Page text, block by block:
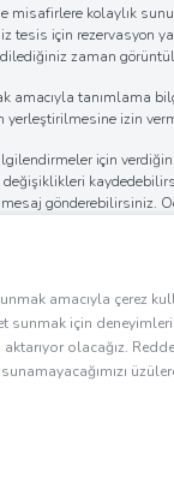
misafirlere kolaylık
için rezervasyon
dilediğiniz zaman
tanımlama
izin
için
mesaj gönderebilirsiniz.
izinlerinin
Tüm hakları saklıdır.